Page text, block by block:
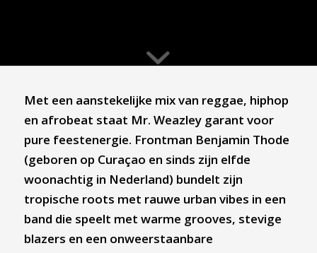
Met een aanstekelijke mix van reggae, hiphop
en afrobeat staat Mr. Weazley garant voor
pure feestenergie. Frontman Benjamin Thode
(geboren op Curaçao en sinds zijn elfde
woonachtig in Nederland) bundelt zijn
tropische roots met rauwe urban vibes in een
band die speelt met warme grooves, stevige
blazers en een onweerstaanbare